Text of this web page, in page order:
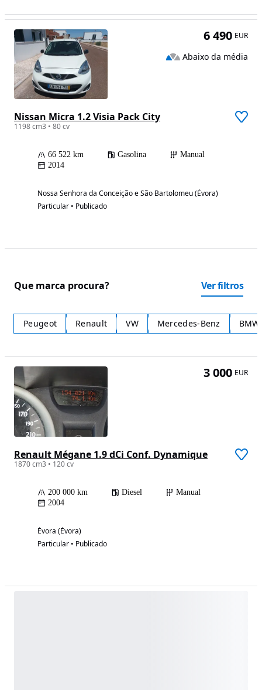
Nissan Micra 1.2 Visia Pack City
1198 cm3 • 80 cv
66 522 km Gasolina
Manual
2014
Nossa Senhora da Conceição e São Bartolomeu (Évora)
Particular • Publicado
6 490 EUR
Abaixo da média
Que marca procura? Ver filtros
Peugeot Renault VW Mercedes-Benz BMW
Renault Mégane 1.9 dCi Conf. Dynamique
1870 cm3 • 120 cv
200 000 km Diesel
Manual
2004
Évora (Évora)
Particular • Publicado
3 000 EUR